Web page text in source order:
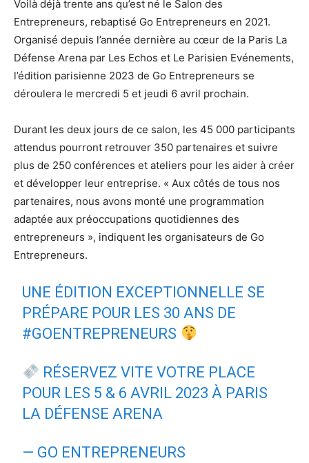
Voilà déjà trente ans qu’est né le Salon des
Entrepreneurs, rebaptisé Go Entrepreneurs en 2021.
Organisé depuis l’année dernière au cœur de la Paris La
Défense Arena par Les Echos et Le Parisien Evénements,
l’édition parisienne 2023 de Go Entrepreneurs se
déroulera le mercredi 5 et jeudi 6 avril prochain.
Durant les deux jours de ce salon, les 45 000 participants
attendus pourront retrouver 350 partenaires et suivre
plus de 250 conférences et ateliers pour les aider à créer
et développer leur entreprise. « Aux côtés de tous nos
partenaires, nous avons monté une programmation
adaptée aux préoccupations quotidiennes des
entrepreneurs », indiquent les organisateurs de Go
Entrepreneurs.
UNE ÉDITION EXCEPTIONNELLE SE
PRÉPARE POUR LES 30 ANS DE
#GOENTREPRENEURS
RÉSERVEZ VITE VOTRE PLACE
POUR LES 5 & 6 AVRIL 2023 À PARIS
LA DÉFENSE ARENA
— GO ENTREPRENEURS